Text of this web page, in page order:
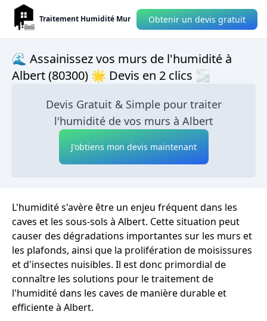
Traitement Humidité Mur Obtenir un devis gratuit
🌊 Assainissez vos murs de l'humidité à
Albert (80300) 🌟 Devis en 2 clics 🌫
Devis Gratuit & Simple pour traiter
l'humidité de vos murs à Albert
J'obtiens mon devis maintenant
L'humidité s'avère être un enjeu fréquent dans les
caves et les sous-sols à Albert. Cette situation peut
causer des dégradations importantes sur les murs et
les plafonds, ainsi que la prolifération de moisissures
et d'insectes nuisibles. Il est donc primordial de
connaître les solutions pour le traitement de
l'humidité dans les caves de manière durable et
efficiente à Albert.